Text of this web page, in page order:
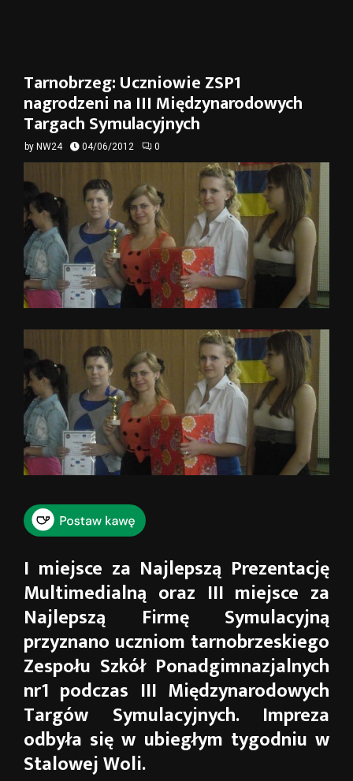
Tarnobrzeg: Uczniowie ZSP1
nagrodzeni na III Międzynarodowych
Targach Symulacyjnych
by NW24 04/06/2012 0
I miejsce za Najlepszą Prezentację
Multimedialną oraz III miejsce za
Najlepszą Firmę Symulacyjną
przyznano uczniom tarnobrzeskiego
Zespołu Szkół Ponadgimnazjalnych
nr1 podczas III Międzynarodowych
Targów Symulacyjnych. Impreza
odbyła się w ubiegłym tygodniu w
Stalowej Woli.